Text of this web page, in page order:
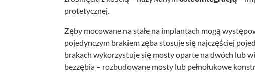
protetycznej.
Zęby mocowane na stałe na implantach mogą
pojedynczym brakiem zęba stosuje się najczęściej
brakach wykorzystuje się mosty oparte na dwóch lub
bezzębia – rozbudowane mosty lub pełnołukowe